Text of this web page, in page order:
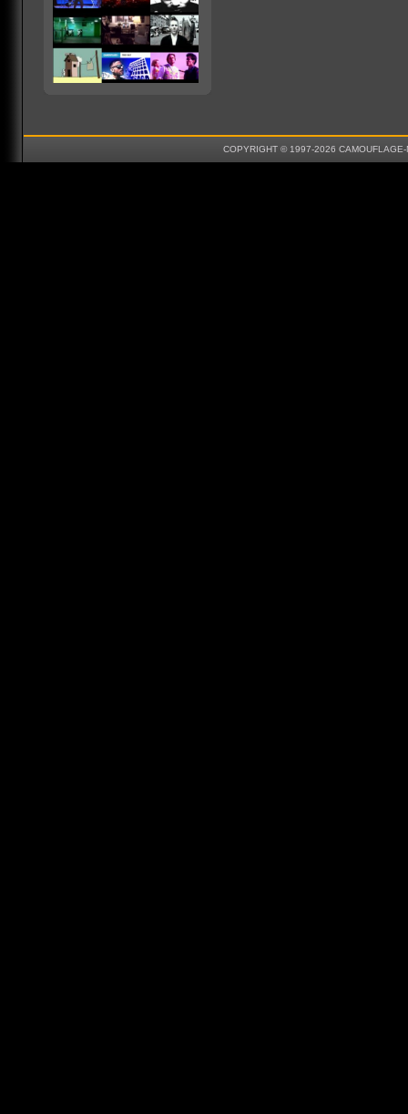
COPYRIGHT © 1997-2026 CAMOUFLAGE-